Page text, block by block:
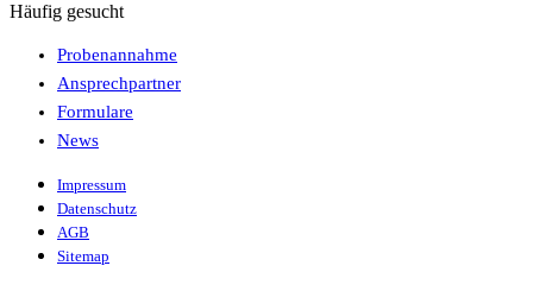
Häufig gesucht
Probenannahme
Ansprechpartner
Formulare
News
Impressum
Datenschutz
AGB
Sitemap